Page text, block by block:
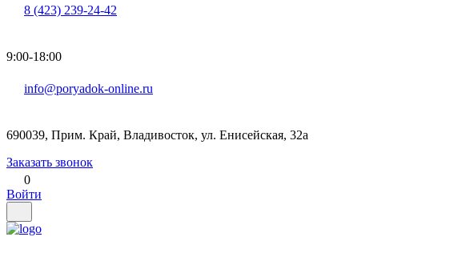
8 (423) 239-24-42
9:00-18:00
info@poryadok-online.ru
690039, Прим. Край, Владивосток, ул. Енисейская, 32а
Заказать звонок
0
Войти